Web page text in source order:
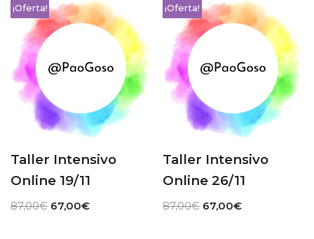
¡Oferta!
Taller Intensivo
Online 19/11
87,00€ 67,00€
¡Oferta!
Taller Intensivo
Online 26/11
87,00€ 67,00€